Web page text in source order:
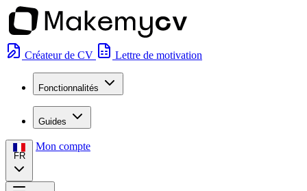
Créateur de CV Lettre de motivation
Fonctionnalités
Guides
FR
Mon compte